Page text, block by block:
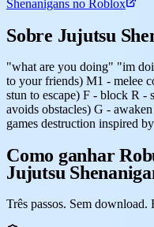
Shenanigans no Roblox
Sobre Jujutsu
"what are you doing" "im
to your friends) M1 - melee
stun to escape) F - block R
avoids obstacles) G -
games destruction inspired
Como ganhar
Jujutsu
Três passos. Sem